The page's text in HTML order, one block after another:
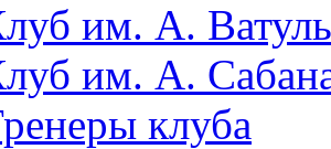
им. А.
им. А.
клуба